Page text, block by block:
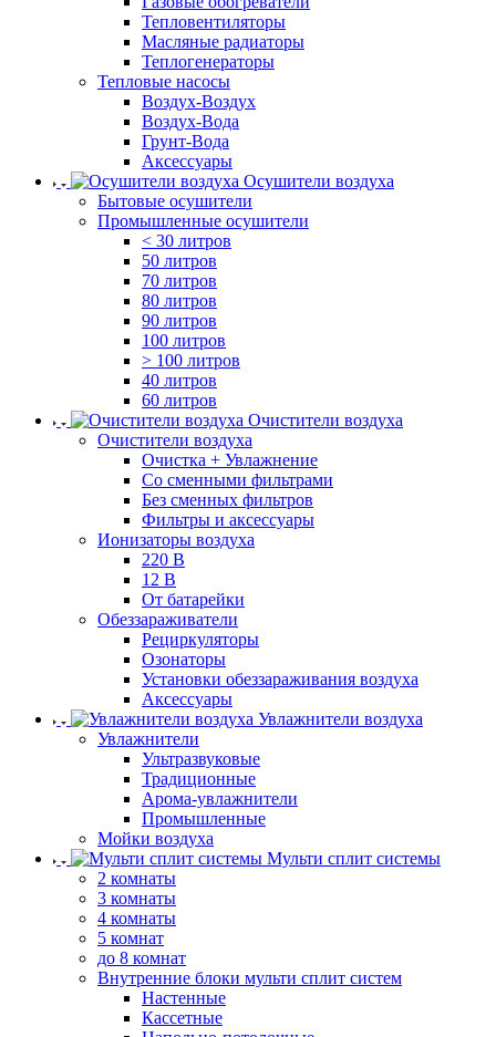
Тепловентиляторы
Масляные радиаторы
Теплогенераторы
Тепловые насосы
Воздух-Воздух
Воздух-Вода
Грунт-Вода
Аксессуары
Осушители воздуха
Бытовые осушители
Промышленные осушители
< 30 литров
50 литров
70 литров
80 литров
90 литров
100 литров
> 100 литров
40 литров
60 литров
Очистители воздуха
Очистители воздуха
Очистка + Увлажнение
Cо сменными фильтрами
Без сменных фильтров
Фильтры и аксессуары
Ионизаторы воздуха
220 В
12 В
От батарейки
Обеззараживатели
Рециркуляторы
Озонаторы
Установки обеззараживания воздуха
Аксессуары
Увлажнители воздуха
Увлажнители
Ультразвуковые
Традиционные
Арома-увлажнители
Промышленные
Мойки воздуха
Мульти сплит системы
2 комнаты
3 комнаты
4 комнаты
5 комнат
до 8 комнат
Внутренние блоки мульти сплит систем
Настенные
Кассетные